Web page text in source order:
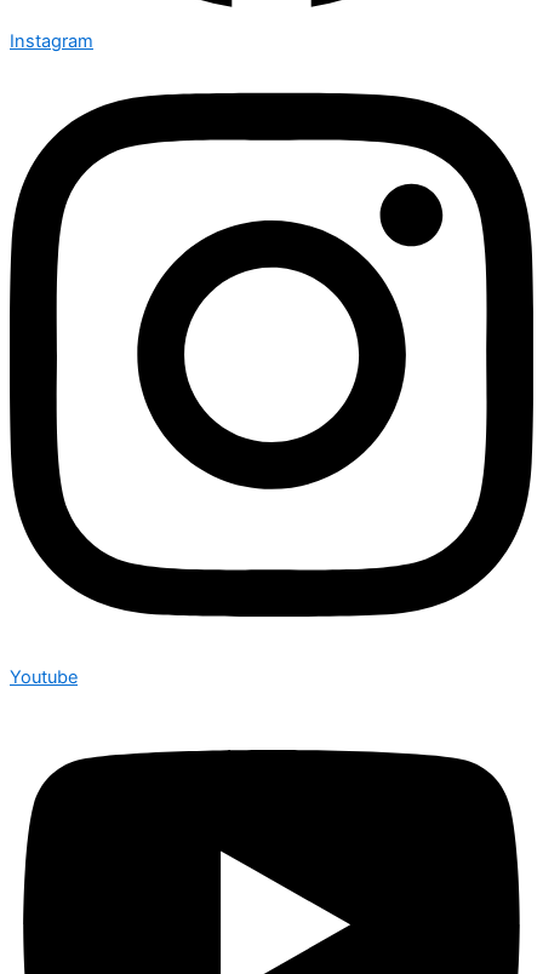
Instagram
Youtube